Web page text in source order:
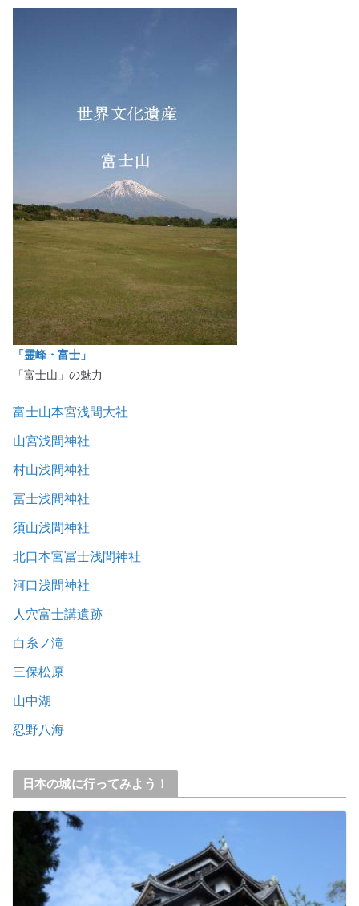
「霊峰・富士」
「富士山」の魅力
富士山本宮浅間大社
山宮浅間神社
村山浅間神社
冨士浅間神社
須山浅間神社
北口本宮冨士浅間神社
河口浅間神社
人穴富士講遺跡
白糸ノ滝
三保松原
山中湖
忍野八海
日本の城に行ってみよう！